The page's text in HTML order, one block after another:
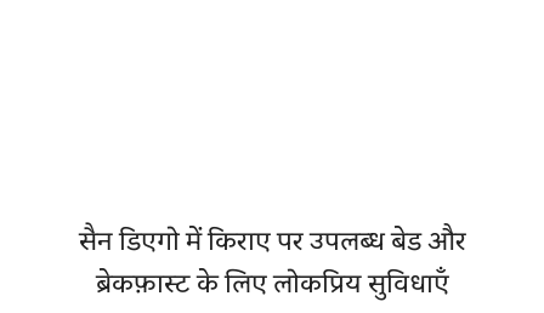
सैन डिएगो में किराए पर उपलब्ध बेड और
ब्रेकफ़ास्ट के लिए लोकप्रिय सुविधाएँ